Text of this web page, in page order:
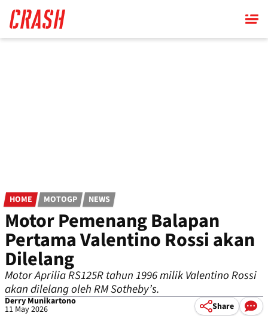
main
content
HOME MOTOGP NEWS
Motor Pemenang Balapan
Pertama Valentino Rossi akan
Dilelang
Motor Aprilia RS125R tahun 1996 milik Valentino Rossi
akan dilelang oleh RM Sotheby’s.
Derry Munikartono
11 May 2026 Share